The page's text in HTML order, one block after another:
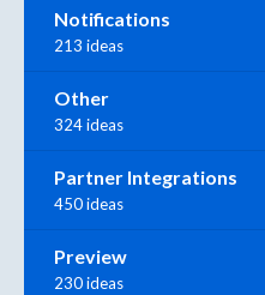
Notifications
213 ideas
Other
324 ideas
Partner Integrations
450 ideas
Preview
230 ideas